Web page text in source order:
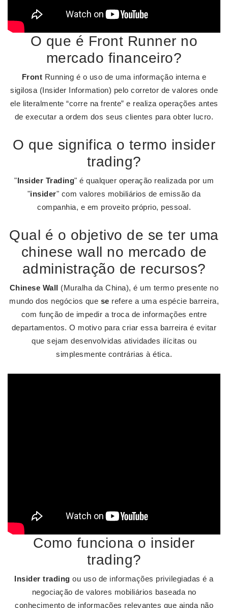
O que é Front Runner no
mercado financeiro?
Front Running é o uso de uma informação interna e
sigilosa (Insider Information) pelo corretor de valores onde
ele literalmente “corre na frente” e realiza operações antes
de executar a ordem dos seus clientes para obter lucro.
O que significa o termo insider
trading?
"Insider Trading" é qualquer operação realizada por um
"insider" com valores mobiliários de emissão da
companhia, e em proveito próprio, pessoal.
Qual é o objetivo de se ter uma
chinese wall no mercado de
administração de recursos?
Chinese Wall (Muralha da China), é um termo presente no
mundo dos negócios que se refere a uma espécie barreira,
com função de impedir a troca de informações entre
departamentos. O motivo para criar essa barreira é evitar
que sejam desenvolvidas atividades ilícitas ou
simplesmente contrárias à ética.
Como funciona o insider
trading?
Insider trading ou uso de informações privilegiadas é a
negociação de valores mobiliários baseada no
conhecimento de informações relevantes que ainda não